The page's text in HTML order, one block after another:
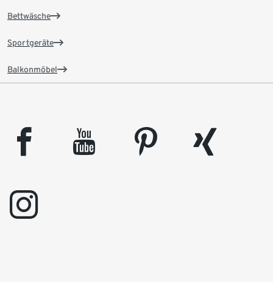
Bettwäsche
Sportgeräte
Balkonmöbel
facebook youtube pinterest
xing
instagram